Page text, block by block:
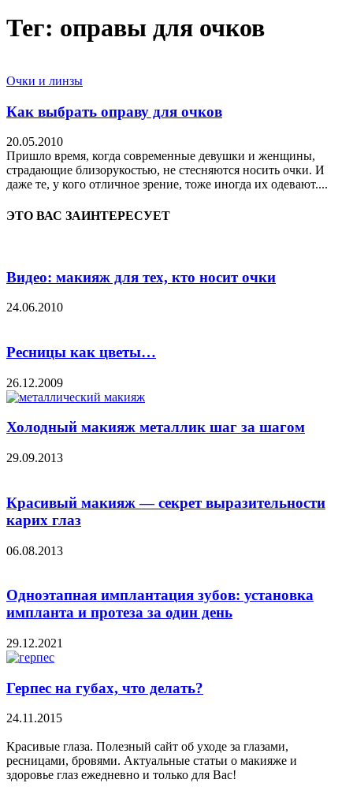
Тег: оправы для очков
Очки и линзы
Как выбрать оправу для очков
20.05.2010
Пришло время, когда современные девушки и женщины,
страдающие близорукостью, не стесняются носить очки. И
даже те, у кого отличное зрение, тоже иногда их одевают....
ЭТО ВАС ЗАИНТЕРЕСУЕТ
Видео: макияж для тех, кто носит очки
24.06.2010
Ресницы как цветы…
26.12.2009
Холодный макияж металлик шаг за шагом
29.09.2013
Красивый макияж — секрет выразительности
карих глаз
06.08.2013
Одноэтапная имплантация зубов: установка
импланта и протеза за один день
29.12.2021
Герпес на губах, что делать?
24.11.2015
Красивые глаза. Полезный сайт об уходе за глазами,
ресницами, бровями. Актуальные статьи о макияже и
здоровье глаз ежедневно и только для Вас!